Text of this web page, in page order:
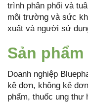
trình phân phối và
môi trường và sức
xuất và người sử
Sản
Doanh nghiệp
kê đơn, không kê
phẩm, thuốc ung